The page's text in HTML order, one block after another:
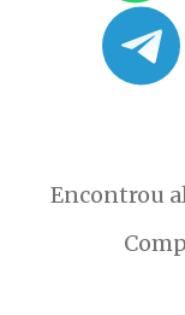
Encontrou